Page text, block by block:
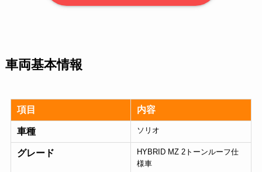
車両基本情報
項目 内容
車種 ソリオ
グレード
HYBRID MZ 2トーンルーフ仕
様車